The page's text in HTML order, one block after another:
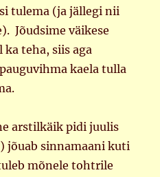
tulema (ja jällegi nii
Jõudsime väikese
teha, siis aga
kaela tulla
arstilkäik pidi juulis
jõuab sinnamaani kuti
mõnele tohtrile